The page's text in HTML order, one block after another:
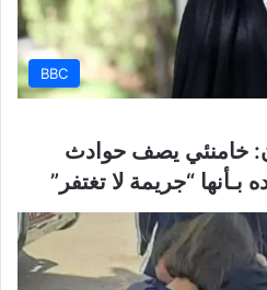
BBC
خامنئي يصف حوادث
“جريمة لا تغتفر”